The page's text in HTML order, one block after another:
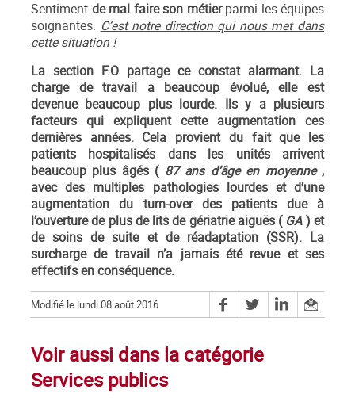
Sentiment de mal faire son métierparmi les équipes
soignantes. C’est notre direction qui nous met dans
cette situation !
La section F.O partage ce constat alarmant. La
charge de travail a beaucoup évolué, elle est
devenue beaucoup plus lourde. Ils y a plusieurs
facteurs qui expliquent cette augmentation ces
dernières années. Cela provient du fait que les
patients hospitalisés dans les unités arrivent
beaucoup plus âgés ( 87 ans d’âge en moyenne ,
avec des multiples pathologies lourdes et d’une
augmentation du turn-over des patients due à
l’ouverture de plus de lits de gériatrie aiguës ( GA ) et
de soins de suite et de réadaptation (SSR). La
surcharge de travail n’a jamais été revue et ses
effectifs en conséquence.
Modifié le lundi 08 août 2016
Voir aussi dans la catégorie
Services publics